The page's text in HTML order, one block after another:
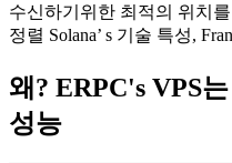
수신하기위한 최적의 위치
정렬 Solana’ s 기술 특성,
왜? ERPC's VPS
성능